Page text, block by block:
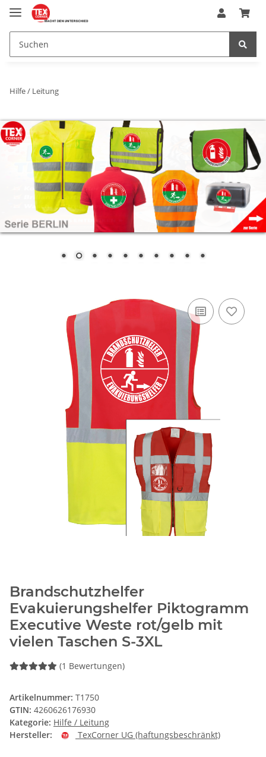
Hilfe / Leitung
Brandschutzhelfer
Evakuierungshelfer Piktogramm
Executive Weste rot/gelb mit
vielen Taschen S-3XL
(1 Bewertungen)
Artikelnummer: T1750
GTIN: 4260626176930
Kategorie: Hilfe / Leitung
Hersteller:
TexCorner UG (haftungsbeschränkt)